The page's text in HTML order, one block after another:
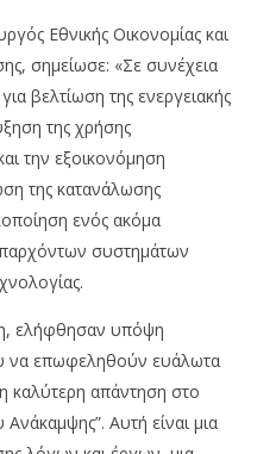
Εθνικής Οικονομίας και
σημείωσε: «Σε συνέχεια
βελτίωση της ενεργειακής
της χρήσης
την εξοικονόμηση
της κατανάλωσης
ενός ακόμα
συστημάτων
ελήφθησαν υπόψη
να επωφεληθούν ευάλωτα
καλύτερη απάντηση στο
Αυτή είναι μια